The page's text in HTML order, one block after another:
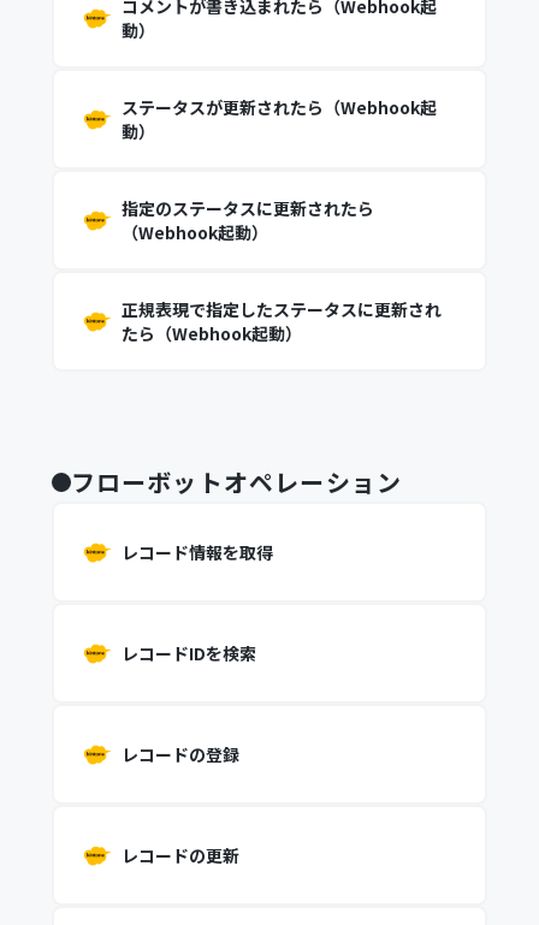
コメントが書き込まれたら（Webhook起
動）
ステータスが更新されたら（Webhook起
動）
指定のステータスに更新されたら
（Webhook起動）
正規表現で指定したステータスに更新され
たら（Webhook起動）
フローボットオペレーション
レコード情報を取得
レコードIDを検索
レコードの登録
レコードの更新